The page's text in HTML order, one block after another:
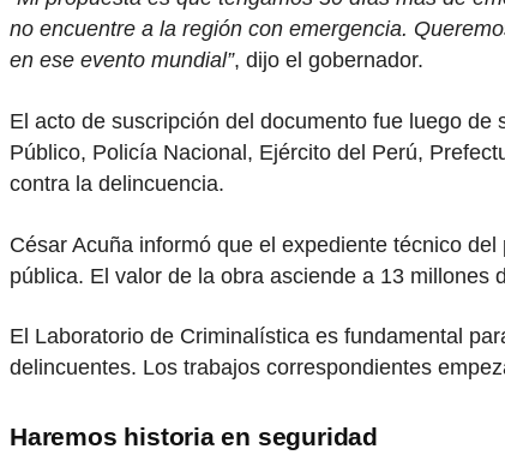
no encuentre a la región con emergencia.
en ese evento mundial”, dijo el gobernador.
El acto de suscripción del documento fue luego
Público, Policía Nacional, Ejército del Perú,
contra la delincuencia.
César Acuña informó que el expediente técnico
pública. El valor de la obra asciende a 13 millones
El Laboratorio de Criminalística es fundamental
delincuentes. Los trabajos correspondientes
Haremos historia en seguridad